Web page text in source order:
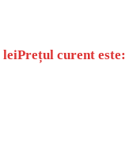
leiPrețul curent este: